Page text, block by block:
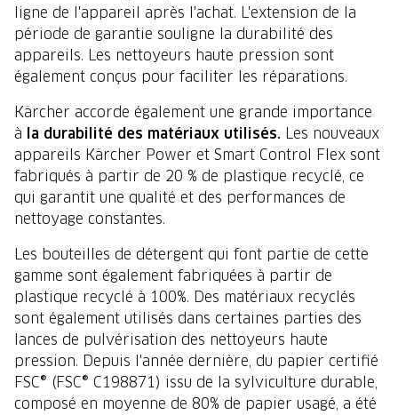
ligne de l'appareil après l'achat. L'extension de la
période de garantie souligne la durabilité des
appareils. Les nettoyeurs haute pression sont
également conçus pour faciliter les réparations.
Kärcher accorde également une grande importance
à
la durabilité des matériaux utilisés. Les nouveaux
appareils Kärcher Power et Smart Control Flex sont
fabriqués à partir de 20 % de plastique recyclé, ce
qui garantit une qualité et des performances de
nettoyage constantes.
Les bouteilles de détergent qui font partie de cette
gamme sont également fabriquées à partir de
plastique recyclé à 100%. Des matériaux recyclés
sont également utilisés dans certaines parties des
lances de pulvérisation des nettoyeurs haute
pression. Depuis l'année dernière, du papier certifié
FSC® (FSC® C198871) issu de la sylviculture durable,
composé en moyenne de 80% de papier usagé, a été